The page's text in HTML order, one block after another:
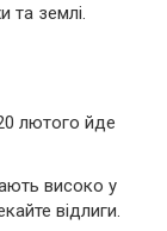
та землі.
лютого йде
високо у
відлиги.